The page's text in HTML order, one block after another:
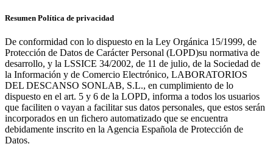
Resumen Política de privacidad
De conformidad con lo dispuesto en la Ley Orgánica 15/1999, de
Protección de Datos de Carácter Personal (LOPD)su normativa de
desarrollo, y la LSSICE 34/2002, de 11 de julio, de la Sociedad de
la Información y de Comercio Electrónico, LABORATORIOS
DEL DESCANSO SONLAB, S.L., en cumplimiento de lo
dispuesto en el art. 5 y 6 de la LOPD, informa a todos los usuarios
que faciliten o vayan a facilitar sus datos personales, que estos serán
incorporados en un fichero automatizado que se encuentra
debidamente inscrito en la Agencia Española de Protección de
Datos.